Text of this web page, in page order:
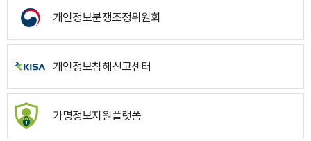
개인정보분쟁조정위원회
개인정보침해신고센터
가명정보지원플랫폼